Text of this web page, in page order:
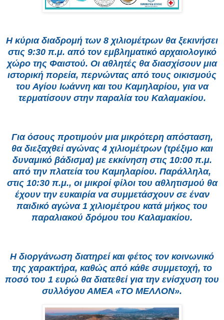
Η κύρια διαδρομή των 8 χιλιομέτρων θα ξεκινήσει
στις 9:30 π.μ. από τον εμβληματικό αρχαιολογικό
χώρο της Φαιστού. Οι αθλητές θα διασχίσουν μια
ιστορική πορεία, περνώντας από τους οικισμούς
του Αγίου Ιωάννη και του Καμηλαρίου, για να
τερματίσουν στην παραλία του Καλαμακίου.
Για όσους προτιμούν μια μικρότερη απόσταση,
θα διεξαχθεί αγώνας 4 χιλιομέτρων (τρέξιμο και
δυναμικό βάδισμα) με εκκίνηση στις 10:00 π.μ.
από την πλατεία του Καμηλαρίου. Παράλληλα,
στις 10:30 π.μ., οι μικροί φίλοι του αθλητισμού θα
έχουν την ευκαιρία να συμμετάσχουν σε έναν
παιδικό αγώνα 1 χιλιομέτρου κατά μήκος του
παραλιακού δρόμου του Καλαμακίου.
Η διοργάνωση διατηρεί και φέτος τον κοινωνικό
της χαρακτήρα, καθώς από κάθε συμμετοχή, το
ποσό του 1 ευρώ θα διατεθεί για την ενίσχυση του
συλλόγου ΑΜΕΑ «ΤΟ ΜΕΛΛΟΝ».